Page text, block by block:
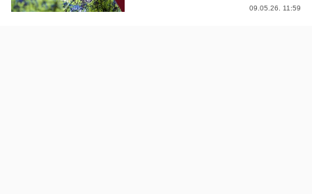
09.05.26. 11:59